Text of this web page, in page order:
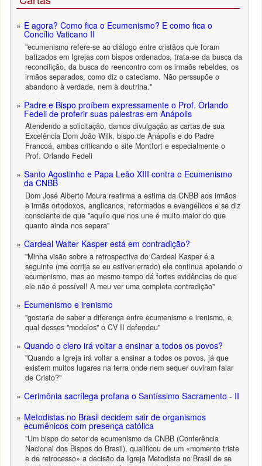
E agora? Como fica o Ecumenismo? E como fica o
Concílio Vaticano II
"ecumenismo refere-se ao diálogo entre cristãos que foram
batizados em Igrejas com bispos ordenados, trata-se da busca da
reconcilição, da busca do reencontro com os irmaõs rebeldes, os
irmãos separados, como diz o catecismo. Não perssupõe o
abandono à verdade, nem à doutrina."
Padre e Bispo proíbem expressamente o Prof. Orlando
Fedeli de proferir suas palestras em Anápolis
Atendendo a solicitação, damos divulgação as cartas de sua
Excelência Dom João Wilk, bispo de Anápolis e do Padre
Francoá, ambas criticando o site Montfort e especialmente o
Prof. Orlando Fedeli
Santo Agostinho e Papa Leão XIII contra o Ecumenismo
da CNBB
Dom José Alberto Moura reafirma a estima da CNBB aos irmãos
e irmãs ortodoxos, anglicanos, reformados e evangélicos e se diz
consciente de que "aquilo que nos une é muito maior do que
quanto ainda nos separa"
Cardeal Walter Kasper está em contradição?
"Minha visão sobre a retrospectiva do Cardeal Kasper é a
seguinte (me corrija se eu estiver errado) ele continua apoiando o
ecumenismo, mas ao mesmo tempo dá fortes evidências de que
ele não é possível! A meu ver uma completa contradição"
Ecumenismo e irenismo
"gostaria de saber a diferença entre ecumenismo e irenismo, e
qual desses "modelos" o CV II defendeu"
Quando o clero irá voltar a ensinar a todos os povos?
"Quando a Igreja irá voltar a ensinar a todos os povos, já que
existem muitos lugares na terra onde nem sequer ouviram falar
de Cristo?"
Cerimônia sacrílega profana o Santíssimo Sacramento - II
Metodistas no Brasil decidem sair de organismos
ecumênicos com presença católica
"Um bispo do setor de ecumenismo da CNBB (Conferência
Nacional dos Bispos do Brasil), qualificou de um «momento triste
e de retrocesso» a decisão da Igreja Metodista no Brasil de se